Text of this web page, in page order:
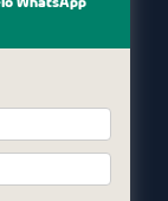
WhatsApp